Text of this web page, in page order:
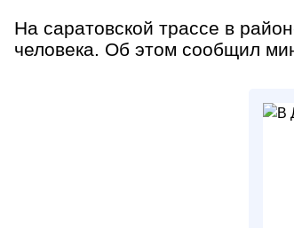
На саратовской трассе в
человека. Об этом сообщил